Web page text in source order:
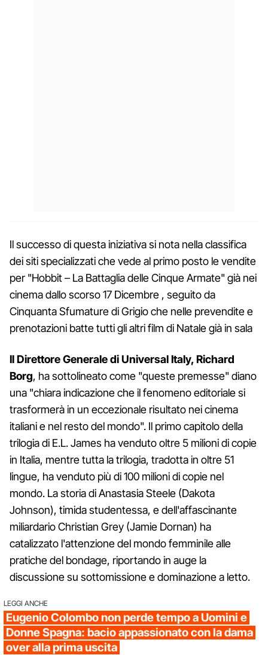
Il successo di questa iniziativa si nota nella classifica
dei siti specializzati che vede al primo posto le vendite
per "Hobbit – La Battaglia delle Cinque Armate" già nei
cinema dallo scorso 17 Dicembre , seguito da
Cinquanta Sfumature di Grigio che nelle prevendite e
prenotazioni batte tutti gli altri film di Natale già in sala
Il Direttore Generale di Universal Italy, Richard
Borg, ha sottolineato come "queste premesse" diano
una "chiara indicazione che il fenomeno editoriale si
trasformerà in un eccezionale risultato nei cinema
italiani e nel resto del mondo". Il primo capitolo della
trilogia di E.L. James ha venduto oltre 5 milioni di copie
in Italia, mentre tutta la trilogia, tradotta in oltre 51
lingue, ha venduto più di 100 milioni di copie nel
mondo. La storia di Anastasia Steele (Dakota
Johnson), timida studentessa, e dell'affascinante
miliardario Christian Grey (Jamie Dornan) ha
catalizzato l'attenzione del mondo femminile alle
pratiche del bondage, riportando in auge la
discussione su sottomissione e dominazione a letto.
LEGGI ANCHE
Eugenio Colombo non perde tempo a Uomini e
Donne Spagna: bacio appassionato con la dama
over alla prima uscita